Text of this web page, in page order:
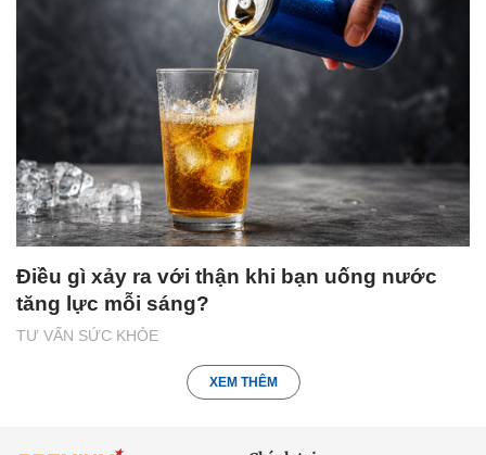
TƯ VẤN SỨC KHỎE
Điều gì xảy ra với thận khi bạn uống nước
tăng lực mỗi sáng?
XEM THÊM